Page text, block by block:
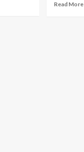
Read More